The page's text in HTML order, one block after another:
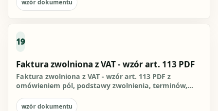
wzór dokumentu
19
Faktura zwolniona z VAT - wzór art. 113 PDF
Faktura zwolniona z VAT - wzór art. 113 PDF z
omówieniem pól, podstawy zwolnienia, terminów,
wzór dokumentu